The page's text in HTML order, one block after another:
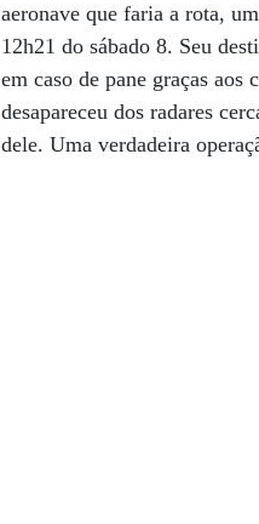
aeronave que faria a rota,
12h21 do sábado 8. Seu
em caso de pane graças
desapareceu dos radares
dele. Uma verdadeira